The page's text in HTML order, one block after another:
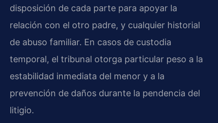
disposición de cada parte para apoyar la
relación con el otro padre, y cualquier historial
de abuso familiar. En casos de custodia
temporal, el tribunal otorga particular peso a la
estabilidad inmediata del menor y a la
prevención de daños durante la pendencia del
litigio.